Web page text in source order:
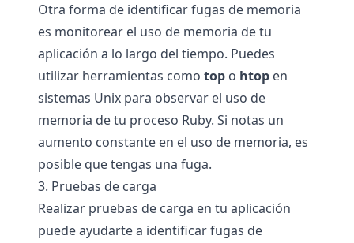
Otra forma de identificar fugas de memoria
es monitorear el uso de memoria de tu
aplicación a lo largo del tiempo. Puedes
utilizar herramientas como top o htop en
sistemas Unix para observar el uso de
memoria de tu proceso Ruby. Si notas un
aumento constante en el uso de memoria, es
posible que tengas una fuga.
3. Pruebas de carga
Realizar pruebas de carga en tu aplicación
puede ayudarte a identificar fugas de